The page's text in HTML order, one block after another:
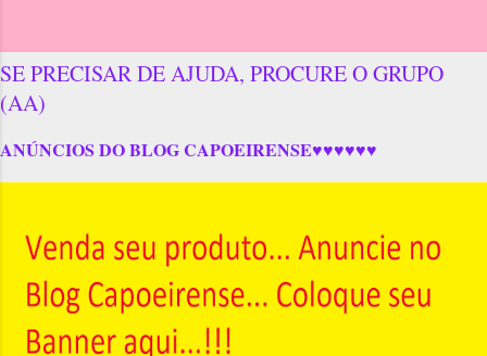
SE PRECISAR DE AJUDA, PROCURE O GRUPO
(AA)
ANÚNCIOS DO BLOG CAPOEIRENSE♥♥♥♥♥♥